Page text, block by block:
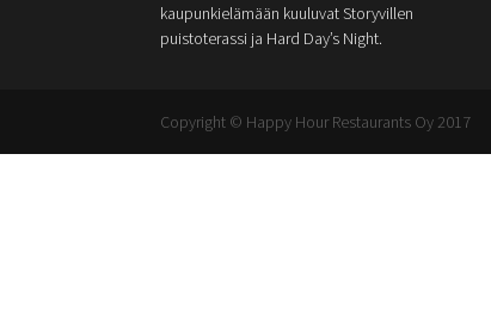
kaupunkielämään kuuluvat Storyvillen
puistoterassi ja Hard Day’s Night.
Copyright © Happy Hour Restaurants Oy 2017